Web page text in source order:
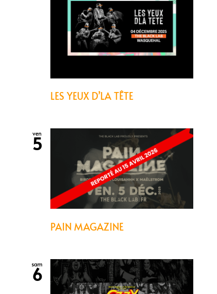
LES YEUX D’LA TÊTE
ven
5
PAIN MAGAZINE
sam
6